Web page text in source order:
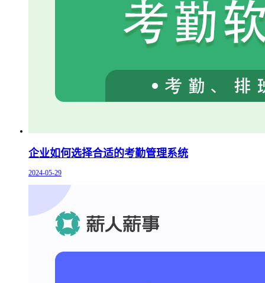
企业如何选择合适的考勤管理系统
2024-05-29